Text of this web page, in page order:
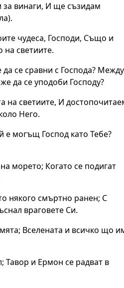
винаги, И ще съзидам
чудеса, Господи, Също и
на светиите.
се сравни с Господа? Между
да се уподоби Господу?
на светиите, И
Него.
е могъщ Господ като Тебе?
морето; Когато се подигат
някого смъртно ранен; С
враговете Си.
Вселената и всичко що
Тавор и Ермон се радват в